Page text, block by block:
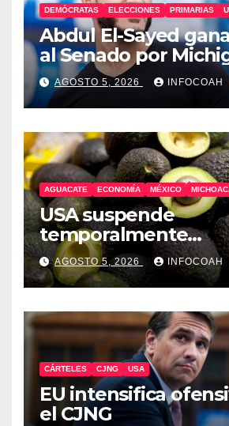
DEMÓCRATAS ELECCIONES PRIMARIAS
Abdul El-Sayed
al Senado por
AGOSTO 5, 2026 INFOCOAH
AGUACATE ECONOMÍA MÉXICO
USA suspende
temporalmente
exportaciones de
michoacano
AGOSTO 5, 2026 INFOCOAH
CÁRTELES CJNG USA
EU intensifica
el CJNG